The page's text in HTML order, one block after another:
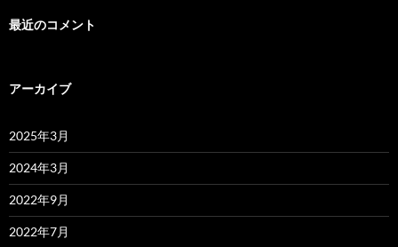
最近のコメント
アーカイブ
2025年3月
2024年3月
2022年9月
2022年7月